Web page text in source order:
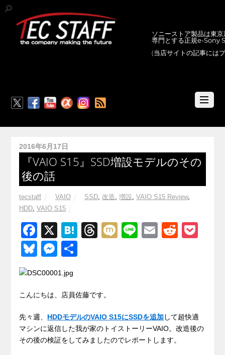
ソニーストア製品は東
専門とする正規e-Sony
(当店サイトの記事には
2016年6月17日
『VAIO S15』SSD増設モデルのその
後の話
tecstaff VAIO SSD,改造,増設,VAIO S15 Review,
HDD,VAIO S15
F
a
c
e
b
o
o
k
X
H
a
T
d
s
M
Li
E
R
Bl
e
sk
y
M
ss
e
n
g
er
こんにちは、店員佐藤です。
先々週、 HDDモデルのVAIO S15にSSDを追加して超快適
マシンに返信した我が家のトイストーリーVAIO。改造後の
その後の検証をしてみましたのでレポートします。